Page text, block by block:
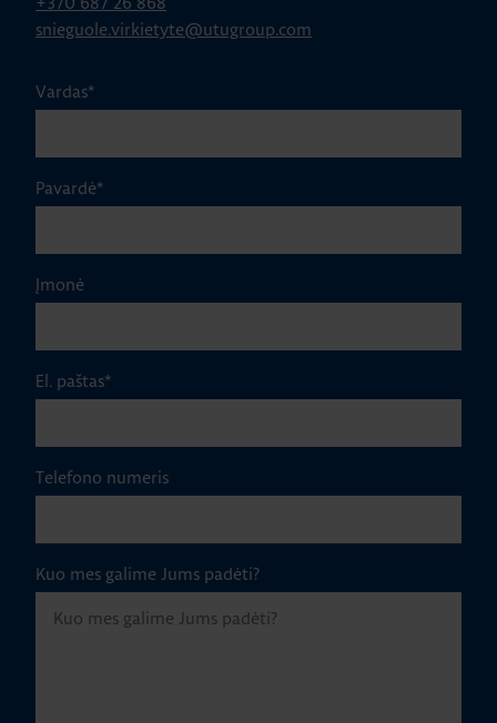
snieguole.virkietyte@utugroup.com
Vardas*
Pavardė*
Įmonė
El. paštas*
Telefono numeris
Kuo mes galime Jums padėti?